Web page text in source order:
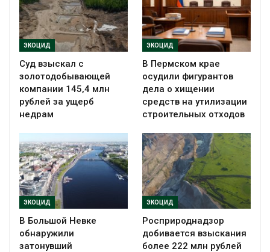
ЭКОЦИД
Суд взыскал с
золотодобывающей
компании 145,4 млн
рублей за ущерб
недрам
ЭКОЦИД
В Пермском крае
осудили фигурантов
дела о хищении
средств на утилизации
строительных отходов
ЭКОЦИД
В Большой Невке
обнаружили
затонувший
ЭКОЦИД
Росприроднадзор
добивается взыскания
более 222 млн рублей